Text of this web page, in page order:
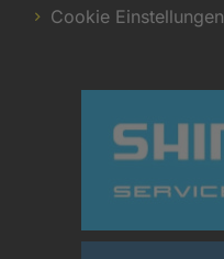
Cookie Einstellungen